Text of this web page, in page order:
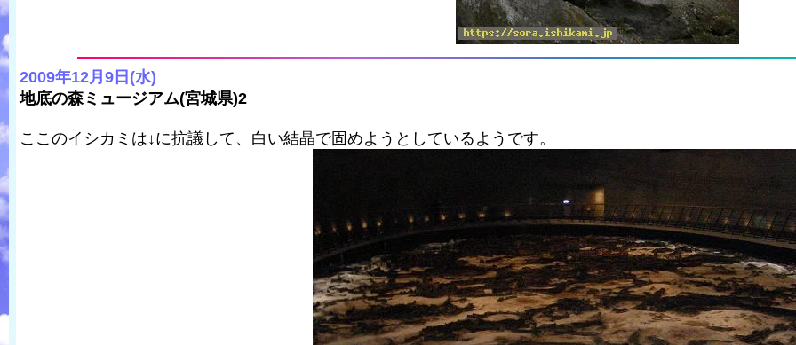
2009年12月9日(水)
地底の森ミュージアム(宮城県)2
ここのイシカミは↓に抗議して、白い結晶で固めようとしているようです。